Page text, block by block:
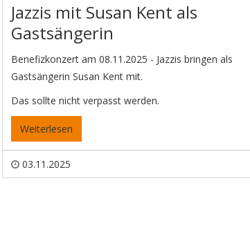
Jazzis mit Susan Kent als
Gastsängerin
Benefizkonzert am 08.11.2025 - Jazzis bringen als
Gastsängerin Susan Kent mit.
Das sollte nicht verpasst werden.
Weiterlesen
03.11.2025